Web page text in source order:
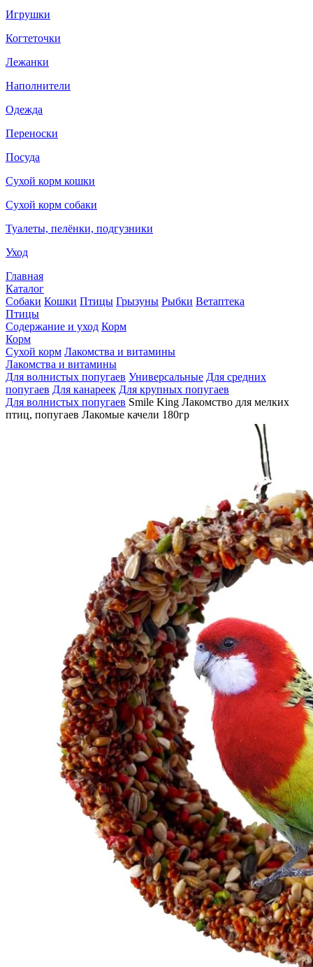
Игрушки
Когтеточки
Лежанки
Наполнители
Одежда
Переноски
Посуда
Сухой корм кошки
Сухой корм собаки
Туалеты, пелёнки, подгузники
Уход
Главная
Каталог
Собаки Кошки Птицы Грызуны Рыбки Ветаптека
Птицы
Содержание и уход Корм
Корм
Сухой корм Лакомства и витамины
Лакомства и витамины
Для волнистых попугаев Универсальные Для средних
попугаев Для канареек Для крупных попугаев
Для волнистых попугаев Smile King Лакомство для мелких
птиц, попугаев Лакомые качели 180гр